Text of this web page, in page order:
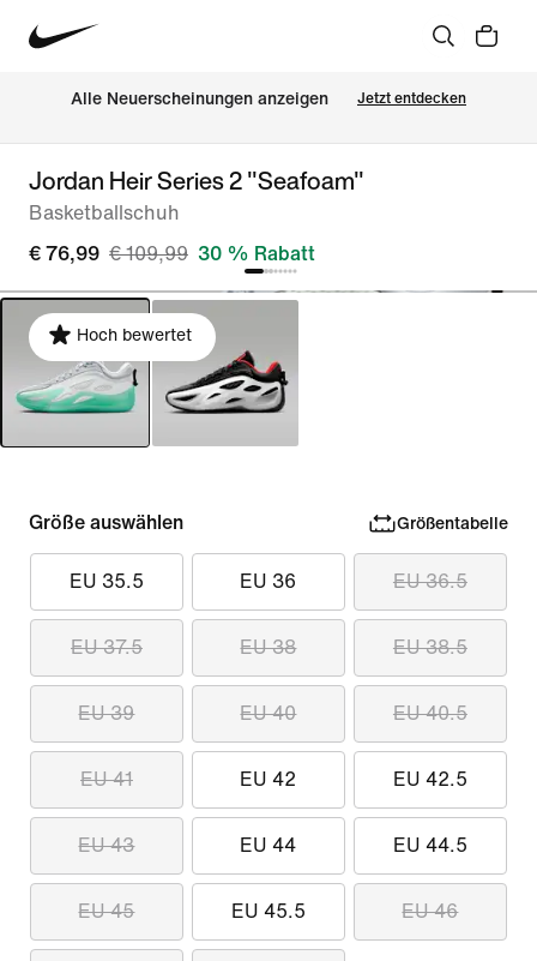
Alle Neuerscheinungen anzeigen Jetzt entdecken
Jordan Heir Series 2 "Seafoam"
Basketballschuh
€ 76,99 € 109,99 30 % Rabatt
Hoch bewertet
Größe auswählen Größentabelle
EU 35.5 EU 36 EU 36.5
EU 37.5 EU 38 EU 38.5
EU 39 EU 40 EU 40.5
EU 41 EU 42 EU 42.5
EU 43 EU 44 EU 44.5
EU 45 EU 45.5 EU 46